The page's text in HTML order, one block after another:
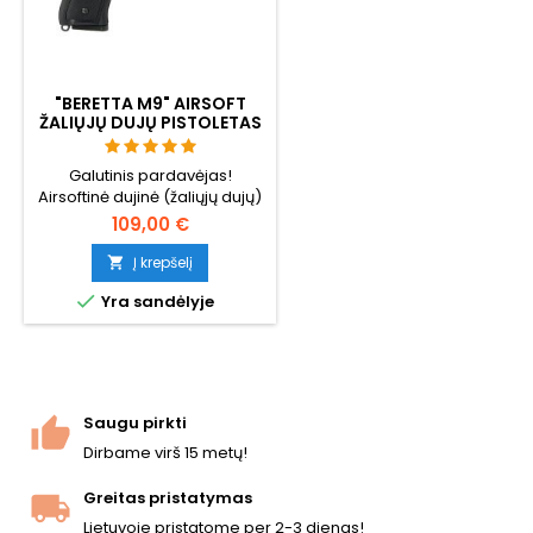
"BERETTA M9" AIRSOFT
ŽALIŲJŲ DUJŲ PISTOLETAS
SU ATOVEIKSMIU (GBB)
Galutinis pardavėjas!
Airsoftinė dujinė (žaliųjų dujų)
"Beretta M9" kopija su dujine
atbuline eiga (GBB) - šaudant
ginklas juda ir atšoka.
109,00 €
 Į krepšelį
 Yra sandėlyje
Saugu pirkti
Dirbame virš 15 metų!
Greitas pristatymas
Lietuvoje pristatome per 2-3 dienas!